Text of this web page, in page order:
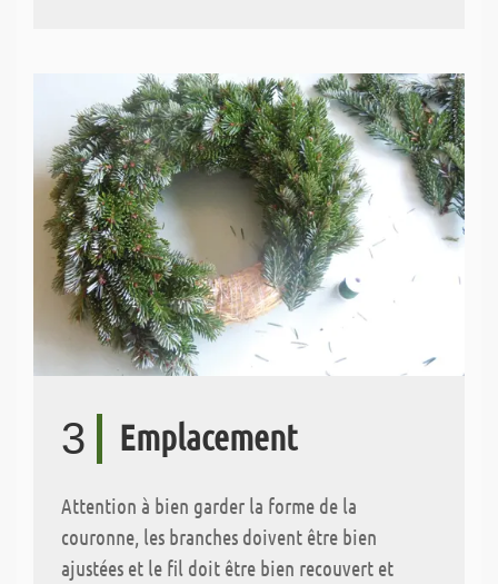
3 Emplacement
Attention à bien garder la forme de la
couronne, les branches doivent être bien
ajustées et le fil doit être bien recouvert et